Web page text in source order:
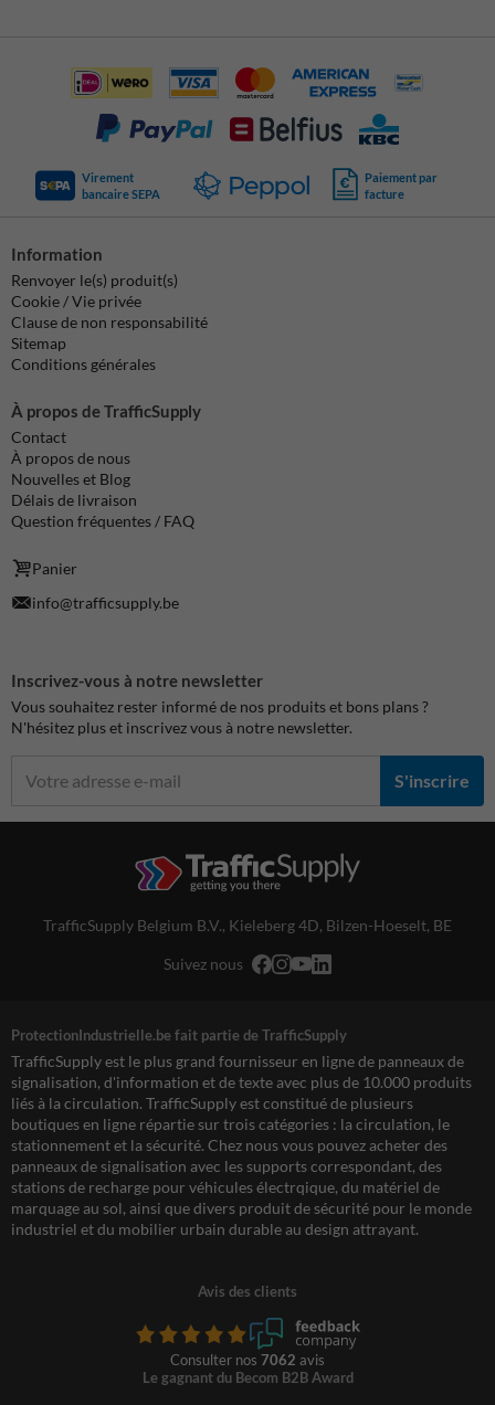
Virement
bancaire SEPA
Paiement par
facture
Information
Renvoyer le(s) produit(s)
Cookie / Vie privée
Clause de non responsabilité
Sitemap
Conditions générales
À propos de TrafficSupply
Contact
À propos de nous
Nouvelles et Blog
Délais de livraison
Question fréquentes / FAQ
Panier
info@trafficsupply.be
Inscrivez-vous à notre newsletter
Vous souhaitez rester informé de nos produits et bons plans ?
N'hésitez plus et inscrivez vous à notre newsletter.
S'inscrire
TrafficSupply Belgium B.V., Kieleberg 4D, Bilzen-Hoeselt, BE
Suivez nous
ProtectionIndustrielle.be fait partie de TrafficSupply
TrafficSupply est le plus grand fournisseur en ligne de panneaux de
signalisation, d'information et de texte avec plus de 10.000 produits
liés à la circulation. TrafficSupply est constitué de plusieurs
boutiques en ligne répartie sur trois catégories : la circulation, le
stationnement et la sécurité. Chez nous vous pouvez acheter des
panneaux de signalisation avec les supports correspondant, des
stations de recharge pour véhicules électrqique, du matériel de
marquage au sol, ainsi que divers produit de sécurité pour le monde
industriel et du mobilier urbain durable au design attrayant.
Avis des clients
Consulter nos 7062 avis
Le gagnant du Becom B2B Award